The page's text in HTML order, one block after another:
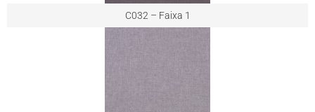
C032 – Faixa 1